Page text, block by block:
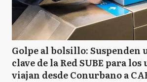
Golpe al bolsillo: Suspenden
clave de la Red SUBE para
viajan desde Conurbano a